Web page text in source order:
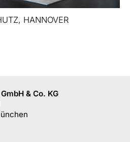
HANNOVER
& Co. KG